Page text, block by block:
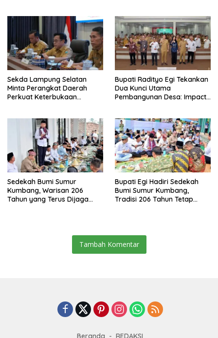
Sekda Lampung Selatan
Minta Perangkat Daerah
Perkuat Keterbukaan
Bupati Radityo Egi Tekankan
Dua Kunci Utama
Pembangunan Desa: Impact
Sedekah Bumi Sumur
Kumbang, Warisan 206
Tahun yang Terus Dijaga
Bupati Egi Hadiri Sedekah
Bumi Sumur Kumbang,
Tradisi 206 Tahun Tetap
Tambah Komentar
Beranda REDAKSI